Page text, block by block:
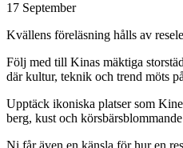
17 September
Kvällens föreläsning hålls av
Följ med till Kinas mäktiga
där kultur, teknik och trend möts
Upptäck ikoniska platser som
berg, kust och